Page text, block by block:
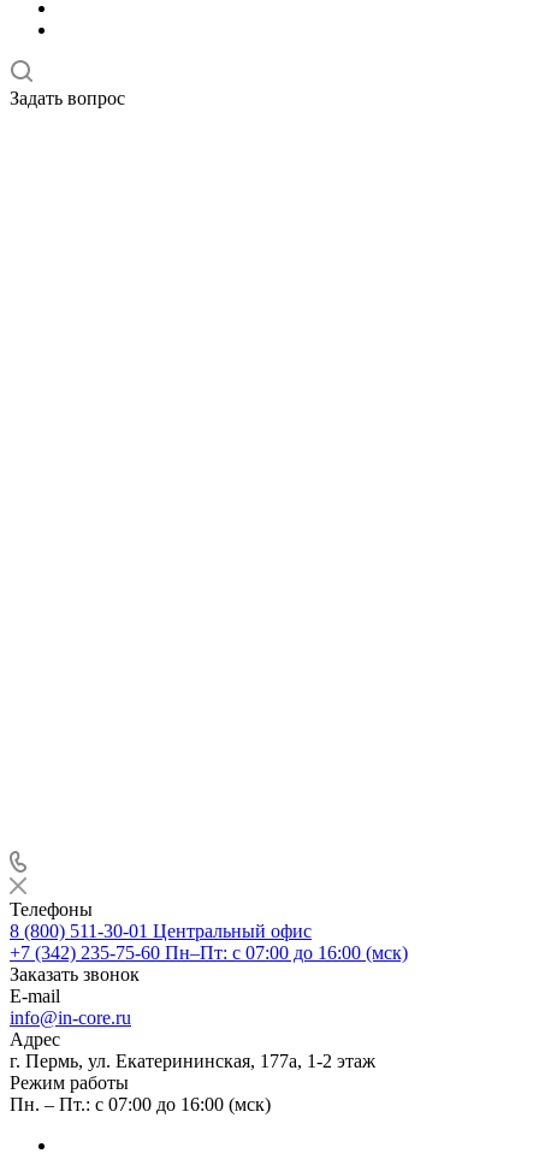
Задать вопрос
Телефоны
8 (800) 511-30-01 Центральный офис
+7 (342) 235-75-60 Пн–Пт: с 07:00 до 16:00 (мск)
Заказать звонок
E-mail
info@in-core.ru
Адрес
г. Пермь, ул. ​Екатерининская, 177а, ​1-2 этаж
Режим работы
Пн. – Пт.: с 07:00 до 16:00 (мск)